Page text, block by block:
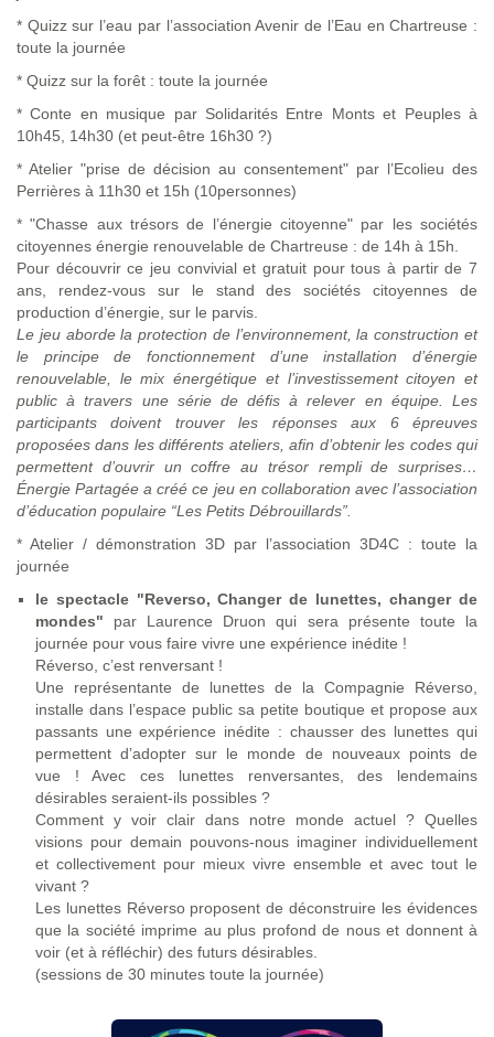
* Quizz sur l’eau par l’association Avenir de l’Eau en Chartreuse :
toute la journée
* Quizz sur la forêt : toute la journée
* Conte en musique par Solidarités Entre Monts et Peuples à
10h45, 14h30 (et peut-être 16h30 ?)
* Atelier "prise de décision au consentement" par l’Ecolieu des
Perrières à 11h30 et 15h (10personnes)
* "Chasse aux trésors de l’énergie citoyenne" par les sociétés
citoyennes énergie renouvelable de Chartreuse : de 14h à 15h.
Pour découvrir ce jeu convivial et gratuit pour tous à partir de 7
ans, rendez-vous sur le stand des sociétés citoyennes de
production d’énergie, sur le parvis.
Le jeu aborde la protection de l’environnement, la construction et
le principe de fonctionnement d’une installation d’énergie
renouvelable, le mix énergétique et l’investissement citoyen et
public à travers une série de défis à relever en équipe. Les
participants doivent trouver les réponses aux 6 épreuves
proposées dans les différents ateliers, afin d’obtenir les codes qui
permettent d’ouvrir un coffre au trésor rempli de surprises…
Énergie Partagée a créé ce jeu en collaboration avec l’association
d’éducation populaire “Les Petits Débrouillards”.
* Atelier / démonstration 3D par l’association 3D4C : toute la
journée
le spectacle "Reverso, Changer de lunettes, changer de
mondes" par Laurence Druon qui sera présente toute la
journée pour vous faire vivre une expérience inédite !
Réverso, c’est renversant !
Une représentante de lunettes de la Compagnie Réverso,
installe dans l’espace public sa petite boutique et propose aux
passants une expérience inédite : chausser des lunettes qui
permettent d’adopter sur le monde de nouveaux points de
vue ! Avec ces lunettes renversantes, des lendemains
désirables seraient-ils possibles ?
Comment y voir clair dans notre monde actuel ? Quelles
visions pour demain pouvons-nous imaginer individuellement
et collectivement pour mieux vivre ensemble et avec tout le
vivant ?
Les lunettes Réverso proposent de déconstruire les évidences
que la société imprime au plus profond de nous et donnent à
voir (et à réfléchir) des futurs désirables.
(sessions de 30 minutes toute la journée)